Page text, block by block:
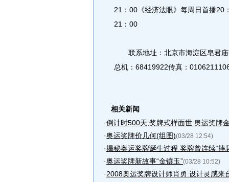
21：00《经济法眼》每周日首播20
21：00
联系地址：北京市海淀区皂君庙
总机：68419922传真：
相关新闻
·倒计时500天,奖牌式样面世:奥运奖牌
·奥运奖牌价几何(组图)(03/28 12:54)
·揭秘奥运奖牌诞生过程 奖牌曾连续“摔
·奥运奖牌新故事“金镶玉”(03/28 10:52)
·2008奥运奖牌设计师肖勇:设计灵感来